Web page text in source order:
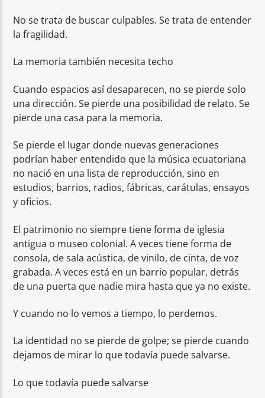
No se trata de buscar culpables. Se trata de entender
la fragilidad.
La memoria también necesita techo
Cuando espacios así desaparecen, no se pierde solo
una dirección. Se pierde una posibilidad de relato. Se
pierde una casa para la memoria.
Se pierde el lugar donde nuevas generaciones
podrían haber entendido que la música ecuatoriana
no nació en una lista de reproducción, sino en
estudios, barrios, radios, fábricas, carátulas, ensayos
y oficios.
El patrimonio no siempre tiene forma de iglesia
antigua o museo colonial. A veces tiene forma de
consola, de sala acústica, de vinilo, de cinta, de voz
grabada. A veces está en un barrio popular, detrás
de una puerta que nadie mira hasta que ya no existe.
Y cuando no lo vemos a tiempo, lo perdemos.
La identidad no se pierde de golpe; se pierde cuando
dejamos de mirar lo que todavía puede salvarse.
Lo que todavía puede salvarse